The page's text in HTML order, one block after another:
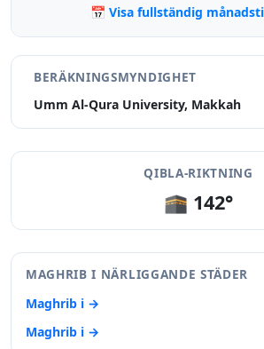
📅 Visa fullständig
BERÄKNINGSMYNDIGHET
Umm Al-Qura University, Makkah
QIBLA-RIKTNING
🕋 142°
MAGHRIB I NÄRLIGGANDE STÄDER
Maghrib i →
Maghrib i →